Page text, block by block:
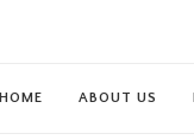
HOME ABOUT US